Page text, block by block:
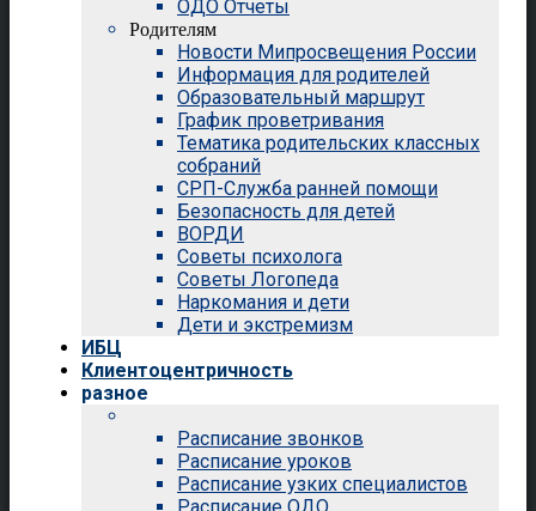
ОДО Отчеты
Родителям
Новости Мипросвещения России
Информация для родителей
Образовательный маршрут
График проветривания
Тематика родительских классных
собраний
СРП-Служба ранней помощи
Безопасность для детей
ВОРДИ
Советы психолога
Советы Логопеда
Наркомания и дети
Дети и экстремизм
ИБЦ
Клиентоцентричность
разное
Расписание звонков
Расписание уроков
Расписание узких специалистов